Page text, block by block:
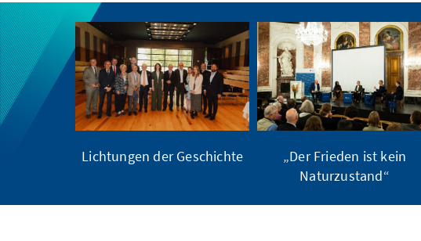
Lichtungen der Geschichte
„Der Frieden ist kein
Naturzustand“